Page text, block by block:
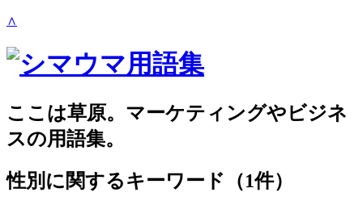
∧
ここは草原。マーケティングやビジネ
スの用語集。
性別 に関するキーワード（1件）